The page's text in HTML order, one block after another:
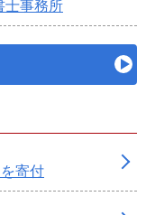
士事務所
寄付